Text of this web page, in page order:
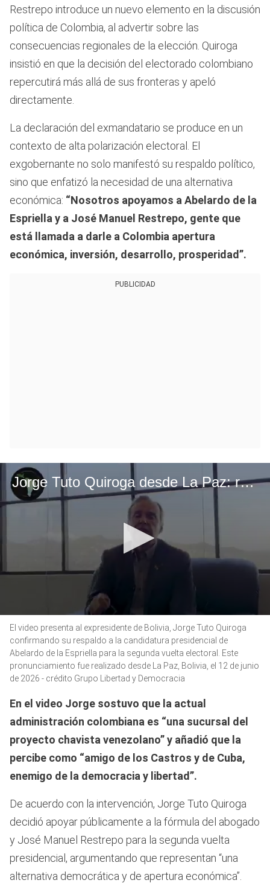
Restrepo introduce un nuevo elemento en la discusión
política de Colombia, al advertir sobre las
consecuencias regionales de la elección. Quiroga
insistió en que la decisión del electorado colombiano
repercutirá más allá de sus fronteras y apeló
directamente.
La declaración del exmandatario se produce en un
contexto de alta polarización electoral. El
exgobernante no solo manifestó su respaldo político,
sino que enfatizó la necesidad de una alternativa
económica: “Nosotros apoyamos a Abelardo de la
Espriella y a José Manuel Restrepo, gente que
está llamada a darle a Colombia apertura
económica, inversión, desarrollo, prosperidad”.
PUBLICIDAD
Jorge Tuto Quiroga desde La Paz: respaldo presidencial para Abelardo de la Espriella en segunda vuelta
seconds
minute,
seconds
El video presenta al expresidente de Bolivia, Jorge Tuto Quiroga
confirmando su respaldo a la candidatura presidencial de
Abelardo de la Espriella para la segunda vuelta electoral. Este
pronunciamiento fue realizado desde La Paz, Bolivia, el 12 de junio
de 2026 - crédito Grupo Libertad y Democracia
En el video Jorge sostuvo que la actual
administración colombiana es “una sucursal del
proyecto chavista venezolano” y añadió que la
percibe como “amigo de los Castros y de Cuba,
enemigo de la democracia y libertad”.
De acuerdo con la intervención, Jorge Tuto Quiroga
decidió apoyar públicamente a la fórmula del abogado
y José Manuel Restrepo para la segunda vuelta
presidencial, argumentando que representan “una
alternativa democrática y de apertura económica”.